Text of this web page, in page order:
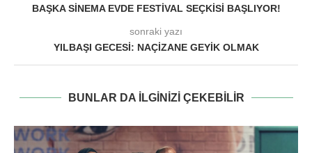
BAŞKA SINEMA EVDE FESTIVAL SEÇKISI BAŞLIYOR!
sonraki yazı
YILBAŞI GECESI: NAÇIZANE GEYIK OLMAK
BUNLAR DA ILGINIZI ÇEKEBILIR